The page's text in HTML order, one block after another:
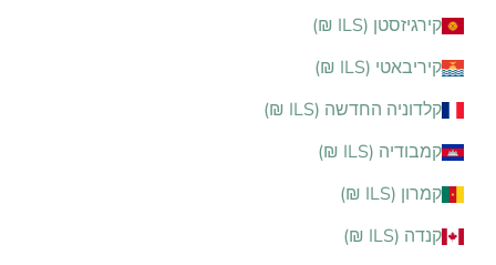
קירגיזסטן (ILS ₪)
קיריבאטי (ILS ₪)
קלדוניה החדשה (ILS ₪)
קמבודיה (ILS ₪)
קמרון (ILS ₪)
קנדה (ILS ₪)